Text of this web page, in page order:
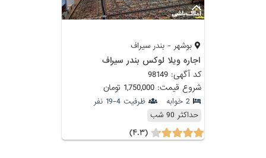
بوشهر - بندر سیراف
اجاره ویلا لوکس بندر سیراف
کد آگهی: 98149
شروع قیمت: 1,750,000 تومان
2 خوابه
ظرفیت 4-19 نفر
حداکثر 90 شب
(۴.۳)